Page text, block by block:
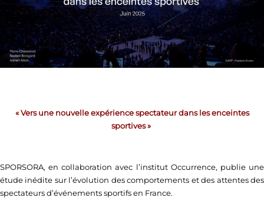
« Vers une nouvelle expérience spectateur dans les enceintes
sportives »
SPORSORA, en collaboration avec l’institut Occurrence, publie une
étude inédite sur l’évolution des comportements et des attentes des
spectateurs d’événements sportifs en France.